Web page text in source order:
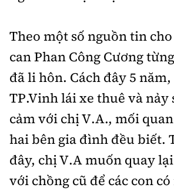
Theo một số nguồn tin
can Phan Công Cương
đã li hôn. Cách đây 5
TP.Vinh lái xe thuê và
cảm với chị V.A., mối
hai bên gia đình đều biết.
đây, chị V.A muốn quay
với chồng cũ để các con